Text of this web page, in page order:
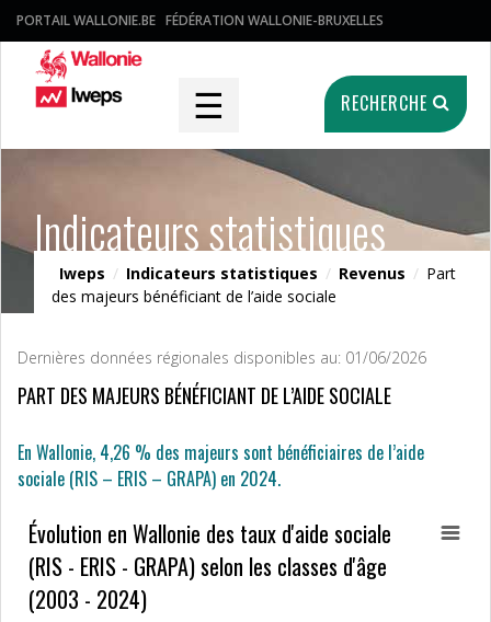
PORTAIL WALLONIE.BE FÉDÉRATION WALLONIE-BRUXELLES
☰ RECHERCHE
Indicateurs statistiques
Iweps / Indicateurs statistiques / Revenus / Part
des majeurs bénéficiant de l’aide sociale
Dernières données régionales disponibles au: 01/06/2026
PART DES MAJEURS BÉNÉFICIANT DE L’AIDE SOCIALE
En Wallonie, 4,26 % des majeurs sont bénéficiaires de l’aide
sociale (RIS – ERIS – GRAPA) en 2024.
Évolution en Wallonie des taux d'aide sociale
(RIS - ERIS - GRAPA) selon les classes d'âge
(2003 - 2024)